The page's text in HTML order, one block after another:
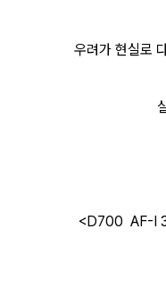
우려가 현실로
<D700 AF-I